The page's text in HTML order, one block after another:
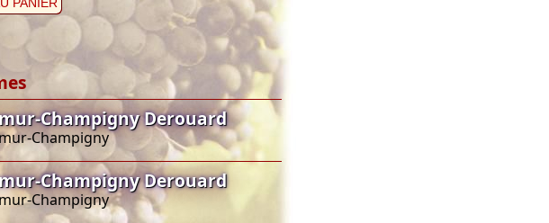
PANIER
Champigny Derouard
Champigny
Champigny Derouard
Champigny